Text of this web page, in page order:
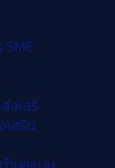
งเสริ
สริม